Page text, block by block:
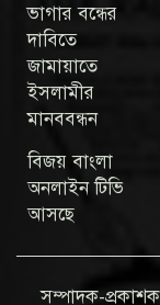
ভাগার বন্ধের
দাবিতে
জামায়াতে
ইসলামীর
মানববন্ধন
বিজয় বাংলা
অনলাইন টিভি
আসছে
সম্পাদক-